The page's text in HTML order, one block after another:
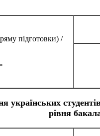
підготовки) /
українських
рівня